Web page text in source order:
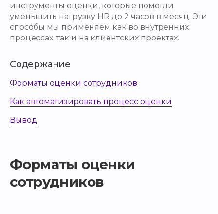
инструменты оценки, которые помогли
уменьшить нагрузку HR до 2 часов в месяц. Эти
способы мы применяем как во внутренних
процессах, так и на клиентских проектах.
Содержание
Форматы оценки сотрудников
Как автоматизировать процесс оценки
Вывод
Форматы оценки
сотрудников